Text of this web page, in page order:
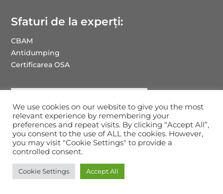
Sfaturi de la experți:
CBAM
Antidumping
Certificarea OSA
Drepturi de autor RYWAL-RHC ROMANIA: 2025
We use cookies on our website to give you the most
relevant experience by remembering your
preferences and repeat visits. By clicking “Accept All”,
you consent to the use of ALL the cookies. However,
you may visit "Cookie Settings" to provide a
controlled consent.
Cookie Settings Accept All